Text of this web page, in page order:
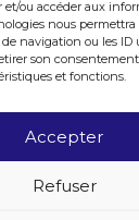
ou accéder aux
nous
navigation ou les ID
son
et fonctions.
Accepter
Refuser